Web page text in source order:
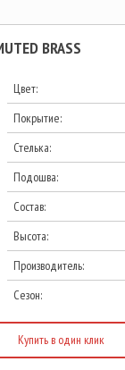
BRASS
Купить в один клик
Цвет:
Покрытие:
Стелька:
Подошва:
Состав:
Высота:
Производитель:
Сезон: